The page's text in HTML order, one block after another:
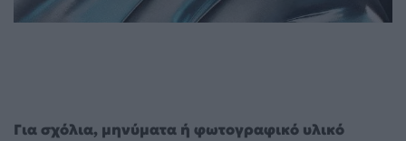
Για σχόλια, μηνύματα ή φωτογραφικό υλικό